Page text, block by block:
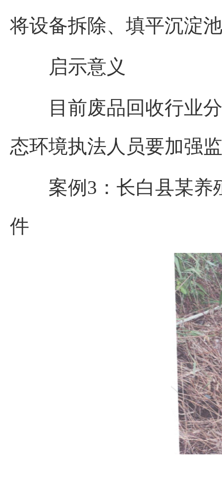
将设备拆除、填平沉淀
启示意义
目前废品回收行业分
态环境执法人员要加强
案例3 ： 长白县某养
件